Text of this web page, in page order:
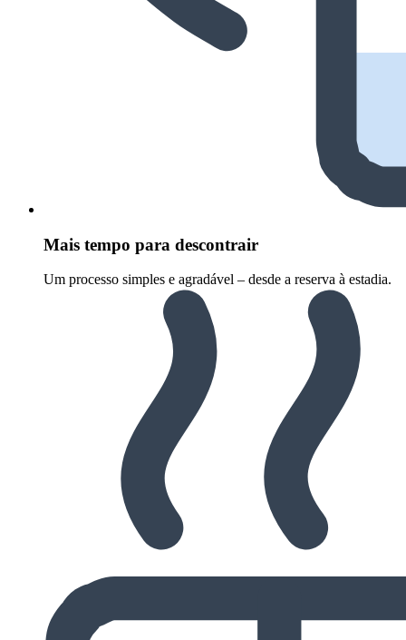
Mais tempo para descontrair
Um processo simples e agradável – desde a reserva à estadia.